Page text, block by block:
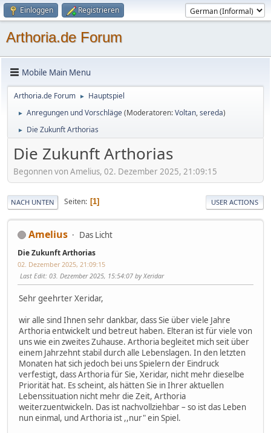
Einloggen Registrieren
Arthoria.de Forum
Mobile Main Menu
Arthoria.de Forum ► Hauptspiel
► Anregungen und Vorschläge(Moderatoren:Voltan,sereda)
► Die Zukunft Arthorias
Die Zukunft Arthorias
Begonnen von Amelius, 02. Dezember 2025, 21:09:15
NACH UNTEN Seiten 1 USER ACTIONS
Amelius Das Licht
Die Zukunft Arthorias
02. Dezember 2025, 21:09:15
Last Edit: 03. Dezember 2025, 15:54:07 by Xeridar
Sehr geehrter Xeridar,
wir alle sind Ihnen sehr dankbar, dass Sie über viele Jahre
Arthoria entwickelt und betreut haben. Elteran ist für viele von
uns wie ein zweites Zuhause. Arthoria begleitet mich seit über
einem Jahrzehnt stabil durch alle Lebenslagen. In den letzten
Monaten hat sich jedoch bei uns Spielern der Eindruck
verfestigt, dass Arthoria für Sie, Xeridar, nicht mehr dieselbe
Priorität hat. Es scheint, als hätten Sie in Ihrer aktuellen
Lebenssituation nicht mehr die Zeit, Arthoria
weiterzuentwickeln. Das ist nachvollziehbar – so ist das Leben
nun einmal, und Arthoria ist ,,nur" ein Spiel.